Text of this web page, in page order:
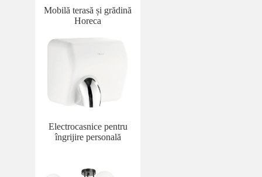
Mobilă terasă și grădină
Horeca
Electrocasnice pentru
îngrijire personală